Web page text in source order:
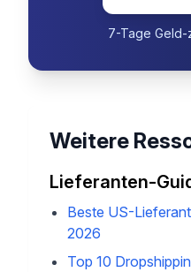
7-Tage Geld-
Weitere
Lieferanten-
Beste US-
2026
Top 10